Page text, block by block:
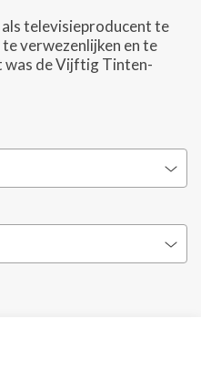
als televisieproducent te
verwezenlijken en te
was de Vijftig Tinten-